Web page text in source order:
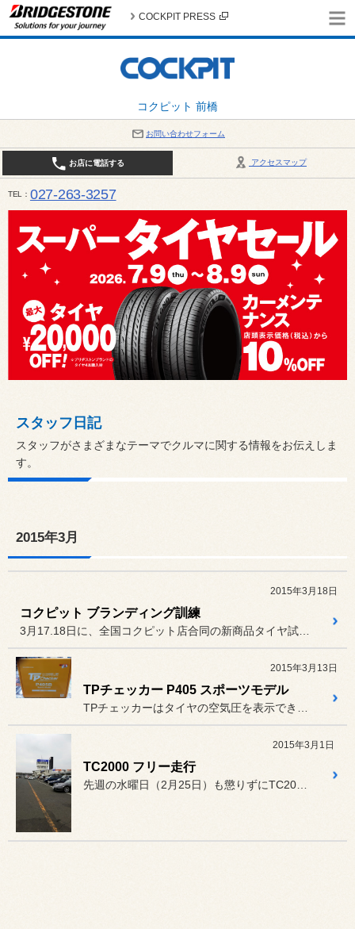
コクピット 前橋
COCKPIT PRESS
お問い合わせフォーム
アクセスマップ
お店に電話する
TEL 027-263-3257
10:00～19:00 / 定休日：8月の店休日 4日(火)、5日(水)、12日(水)〜16日(日)、18日(火)、19日(水)
スタッフ日記
スタッフがさまざまなテーマでクルマに関する情報をお伝えしま
す。
2015年3月
2015年3月18日
コクピット ブランディング訓練
2015年3月13日
TPチェッカー P405 スポーツモデル
2015年3月1日
TC2000 フリー走行